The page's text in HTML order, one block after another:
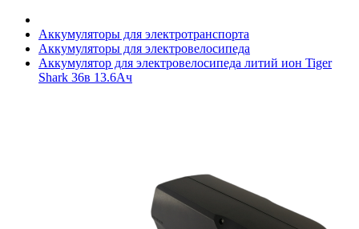
Аккумуляторы для электротранспорта
Аккумуляторы для электровелосипеда
Аккумулятор для электровелосипеда литий ион Tiger
Shark 36в 13.6Ач